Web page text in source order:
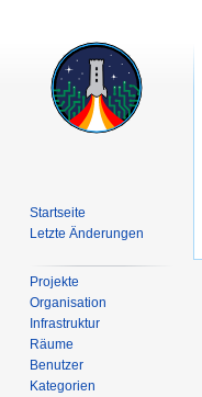
Startseite
Letzte Änderungen
Projekte
Organisation
Infrastruktur
Räume
Benutzer
Kategorien